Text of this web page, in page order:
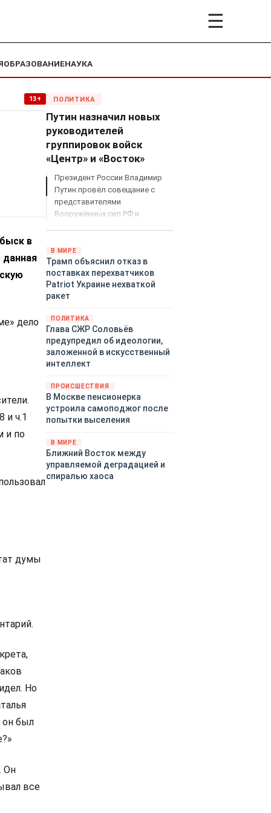
☰
ОБРАЗОВАНИЕНАУКА
13+
в
данная
дело
и ч.1
и по
думы
Но
он был
Он
все
ПОЛИТИКА
Путин назначил новых
руководителей
группировок войск
«Центр» и «Восток»
Президент России Владимир
Путин провёл совещание с
представителями
Вооружённых сил РФ и
руководстве спецоперацией.
В МИРЕ
Трамп объяснил отказ в
поставках перехватчиков
Patriot Украине нехваткой
ракет
ПОЛИТИКА
Глава СЖР Соловьёв
предупредил об идеологии,
заложенной в искусственный
интеллект
ПРОИСШЕСТВИЯ
В Москве пенсионерка
устроила самоподжог после
попытки выселения
В МИРЕ
Ближний Восток между
управляемой деградацией и
спиралью хаоса